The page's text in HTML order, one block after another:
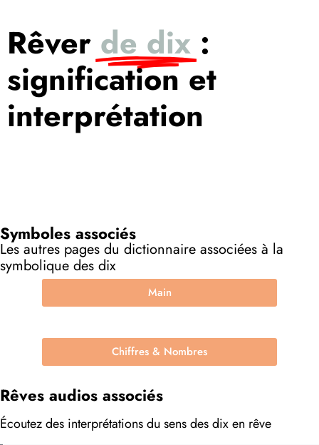
Rêver de dix :
signification et
interprétation
Symboles associés
Les autres pages du dictionnaire associées à la
symbolique des dix
Main
Chiffres & Nombres
Rêves audios associés
Écoutez des interprétations du sens des dix en rêve